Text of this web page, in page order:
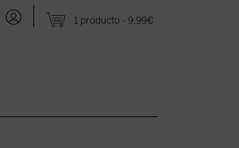
1 producto 9,99€